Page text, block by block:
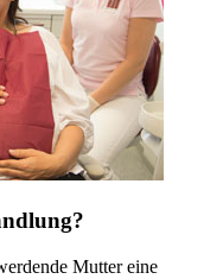
Mutter eine